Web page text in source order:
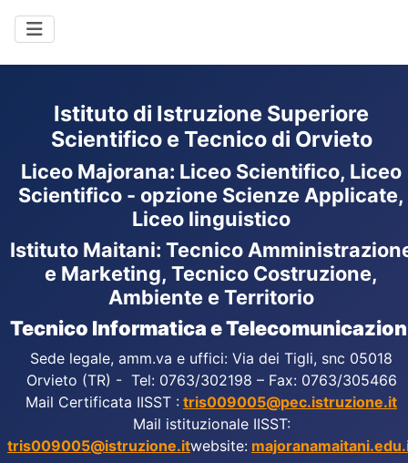
Istituto di Istruzione Superiore
Scientifico e Tecnico di Orvieto
Liceo Majorana: Liceo Scientifico, Liceo
Scientifico - opzione Scienze Applicate,
Liceo linguistico
Istituto Maitani: Tecnico
e Marketing, Tecnico Costruzione,
Ambiente e Territorio
Tecnico Informatica e
Sede legale, amm.va e uffici: Via dei Tigli, snc 05018
Orvieto (TR) - Tel: 0763/302198 – Fax: 0763/305466
Mail Certificata IISST : tris009005@pec.istruzione.it
Mail istituzionale IISST:
tris009005@istruzione.itwebsite: